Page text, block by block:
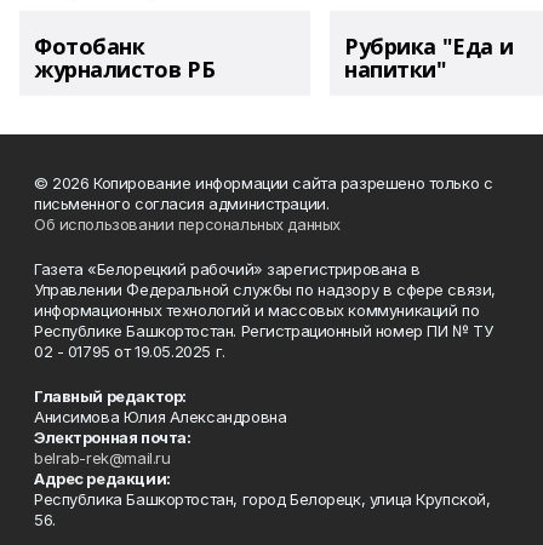
Фотобанк
журналистов РБ
Рубрика "Еда и
напитки"
© 2026 Копирование информации сайта разрешено только с
письменного согласия администрации.
Об использовании персональных данных
Газета «Белорецкий рабочий» зарегистрирована в
Управлении Федеральной службы по надзору в сфере связи,
информационных технологий и массовых коммуникаций по
Республике Башкортостан. Регистрационный номер ПИ № ТУ
02 - 01795 от 19.05.2025 г.
Главный редактор:
Анисимова Юлия Александровна
Электронная почта:
belrab-rek@mail.ru
Адрес редакции:
Республика Башкортостан, город Белорецк, улица Крупской,
56.